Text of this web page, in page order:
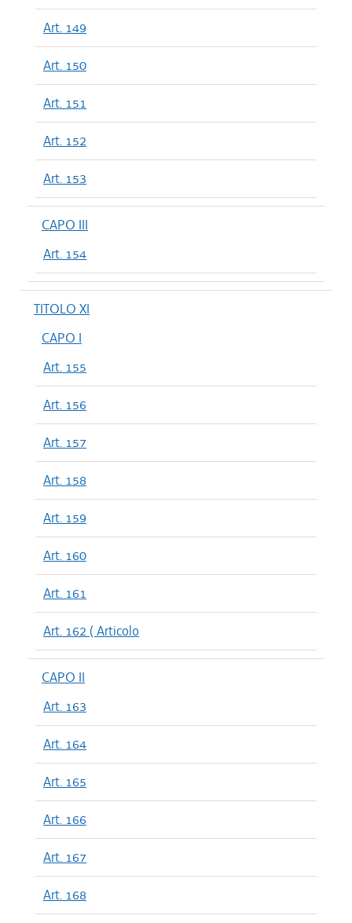
Art. 149
Art. 150
Art. 151
Art. 152
Art. 153
CAPO III
Art. 154
TITOLO XI
CAPO I
Art. 155
Art. 156
Art. 157
Art. 158
Art. 159
Art. 160
Art. 161
Art. 162 ( Articolo
CAPO II
Art. 163
Art. 164
Art. 165
Art. 166
Art. 167
Art. 168